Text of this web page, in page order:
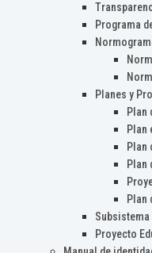
Programa
Planes y
Plan
Plan
Plan
Plan
Plan
Subsistema
Proyecto